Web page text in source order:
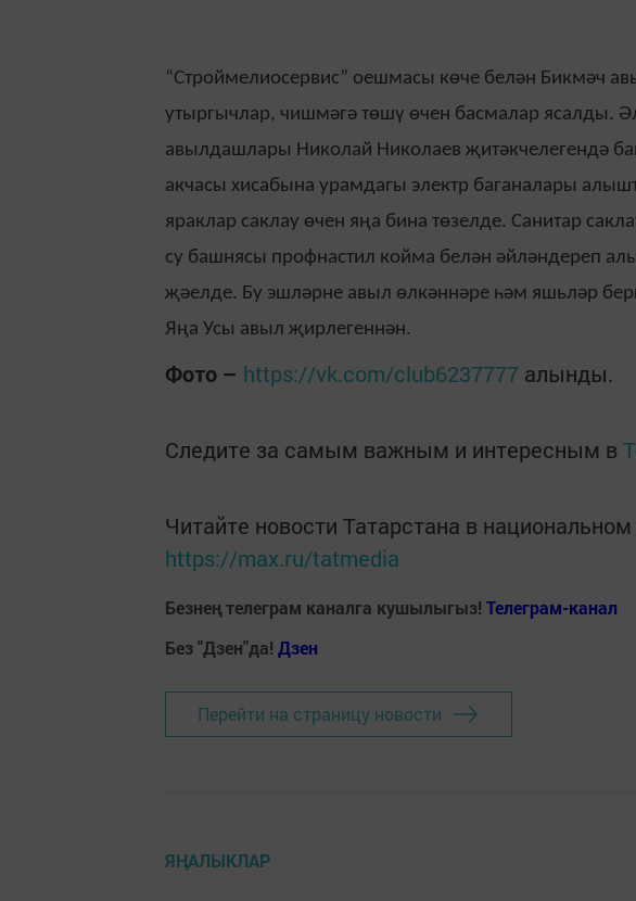
“Строймелиосервис” оешмасы көче белән Бикмәч
утыргычлар, чишмәгә төшү өчен басмалар ясалды.
авылдашлары Николай Николаев җитәкчелегендә
акчасы хисабына урамдагы электр баганалары
яраклар саклау өчен яңа бина төзелде. Санитар
су башнясы профнастил койма белән әйләндереп
җәелде. Бу эшләрне авыл өлкәннәре һәм яшьләр
Яңа Усы авыл җирлегеннән.
Фото – https://vk.com/club6237777 алынды.
Следите за самым важным и интересным в
Читайте новости Татарстана в
https://max.ru/tatmedia
Безнең телеграм каналга кушылыгыз! Телеграм-канал
Без "Дзен"да! Дзен
Перейти на страницу новости
ЯҢАЛЫКЛАР